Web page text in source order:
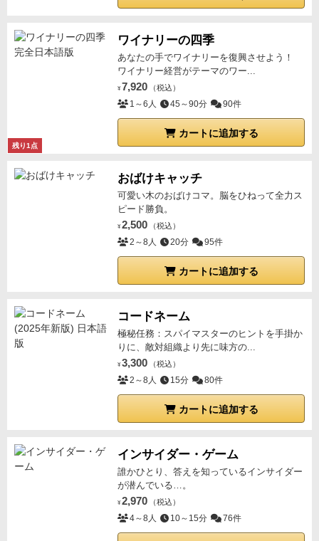
面白いですよ。なかなか六角形ができないも
どかしさが、また楽しいです。
残り1点
ワイナリーの四季
あなたの手でワイナリーを復興させよう！
ワイナリー経営がテーマのワー...
¥ 7,920 （税込）
1～6人 45～90分 90件
カートに追加する
おばけキャッチ
可愛い木のおばけコマ。脳をひねって全力ス
ピード勝負。
¥ 2,500 （税込）
2～8人 20分 95件
カートに追加する
コードネーム
極秘任務：スパイマスターのヒントを手掛か
りに、敵対組織より先に味方の...
¥ 3,300 （税込）
2～8人 15分 80件
カートに追加する
インサイダー・ゲーム
誰かひとり、答えを知っているインサイダー
が潜んでいる…。
¥ 2,970 （税込）
4～8人 10～15分 76件